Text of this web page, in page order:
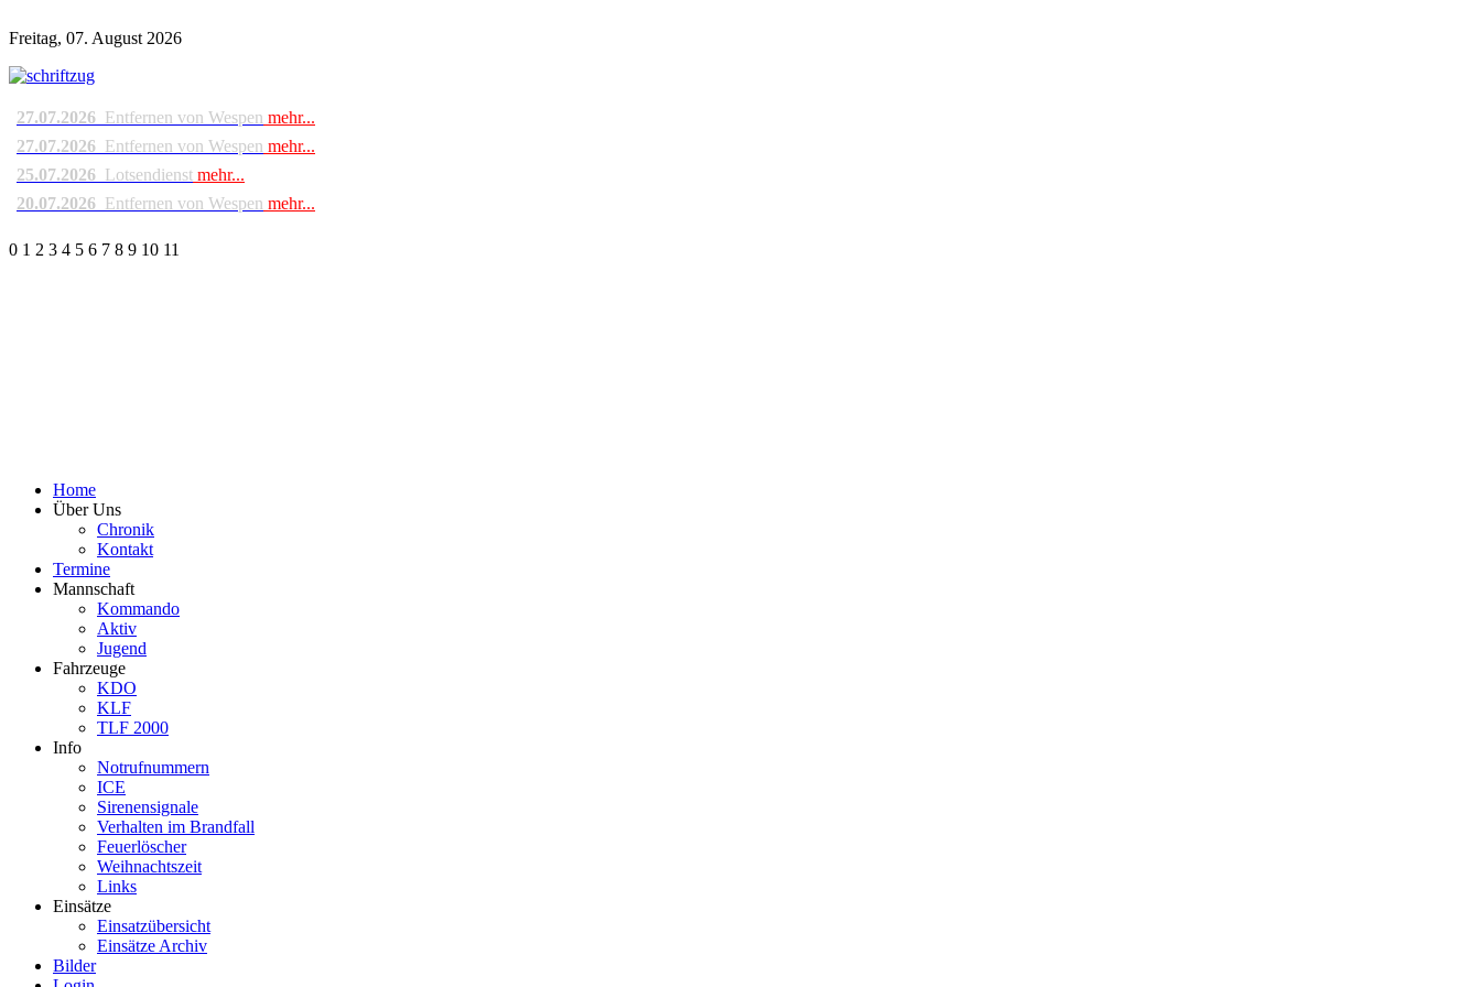
Freitag, 07. August 2026
27.07.2026 Entfernen von Wespen mehr...
27.07.2026 Entfernen von Wespen mehr...
25.07.2026 Lotsendienst mehr...
20.07.2026 Entfernen von Wespen mehr...
0 1 2 3 4 5 6 7 8 9 10 11
Home
Über Uns
Chronik
Kontakt
Termine
Mannschaft
Kommando
Aktiv
Jugend
Fahrzeuge
KDO
KLF
TLF 2000
Info
Notrufnummern
ICE
Sirenensignale
Verhalten im Brandfall
Feuerlöscher
Weihnachtszeit
Links
Einsätze
Einsatzübersicht
Einsätze Archiv
Bilder